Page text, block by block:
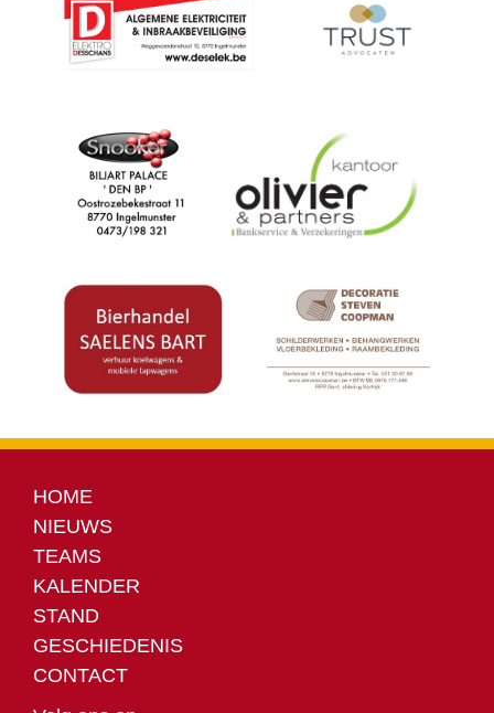
HOME
NIEUWS
TEAMS
KALENDER
STAND
GESCHIEDENIS
CONTACT